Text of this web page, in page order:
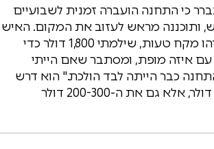
כי התחנה הועברה זמנית לשבועיים
ותוכננה מראש לעזוב את המקום. האיש
חזר לרב בטענה: "זהו מקח טעות, שילמתי 1,800 דולר כדי
איזה מופת, ומסתבר שאם הייתי
כבר הייתה לבד הולכת." הוא דרש
לא רק את ה-1,800 דולר, אלא גם את ה-200-300 דולר